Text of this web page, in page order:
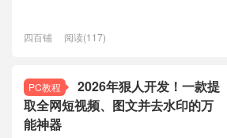
四百铺 阅读(117)
PC教程
2026年狠人开发！一款提
取全网短视频、图文并去水印的万
能神器